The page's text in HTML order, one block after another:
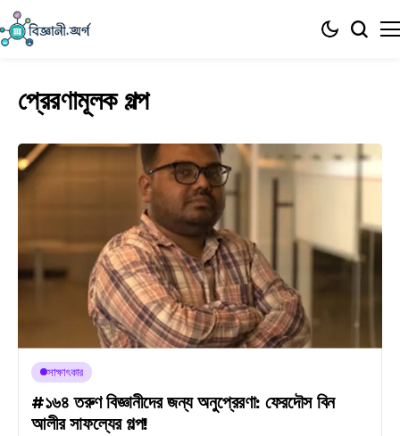
প্রেরণামূলক গল্প
সাক্ষাৎকার
#১৬৪ তরুণ বিজ্ঞানীদের জন্য অনুপ্রেরণা: ফেরদৌস বিন
আলীর সাফল্যের গল্প!